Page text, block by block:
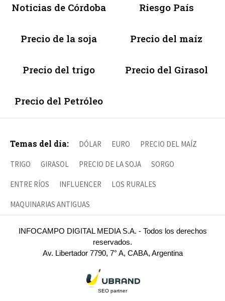
Noticias de Córdoba Riesgo País
Precio de la soja Precio del maíz
Precio del trigo Precio del Girasol
Precio del Petróleo
Temas del día: DÓLAR EURO PRECIO DEL MAÍZ
TRIGO GIRASOL PRECIO DE LA SOJA SORGO
ENTRE RÍOS INFLUENCER LOS RURALES
MAQUINARIAS ANTIGUAS
INFOCAMPO DIGITAL MEDIA S.A. - Todos los derechos
reservados.
Av. Libertador 7790, 7° A, CABA, Argentina
SEO partner